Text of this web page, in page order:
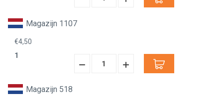
Magazijn 1107
€4,50
1
Hoeveelheid
Hoeveelheid
Magazijn 518